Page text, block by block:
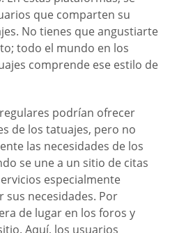
que comparten su
No tienes que angustiarte
todo el mundo en los
comprende ese estilo de
podrían ofrecer
de los tatuajes, pero no
las necesidades de los
se une a un sitio de citas
especialmente
sus necesidades. Por
de lugar en los foros y
Aquí, los usuarios